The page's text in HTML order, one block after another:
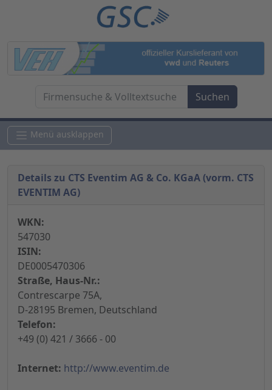
Menü ausklappen
Details zu CTS Eventim AG & Co. KGaA (vorm. CTS
EVENTIM AG)
WKN:
547030
ISIN:
DE0005470306
Straße, Haus-Nr.:
Contrescarpe 75A,
D-28195 Bremen, Deutschland
Telefon:
+49 (0) 421 / 3666 - 00
Internet: http://www.eventim.de